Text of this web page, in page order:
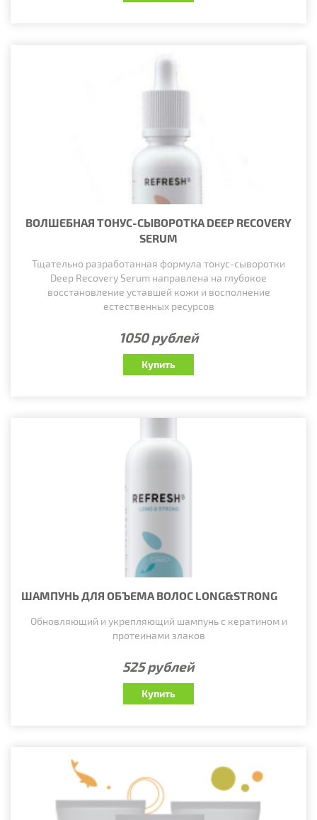
ВОЛШЕБНАЯ ТОНУС-СЫВОРОТКА DEEP RECOVERY
SERUM
Тщательно разработанная формула тонус-сыворотки
Deep Recovery Serum направлена на глубокое
восстановление уставшей кожи и восполнение
естественных ресурсов
1050 рублей
Купить
ШАМПУНЬ ДЛЯ ОБЪЕМА ВОЛОС LONG&STRONG
Обновляющий и укрепляющий шампунь с кератином и
протеинами злаков
525 рублей
Купить